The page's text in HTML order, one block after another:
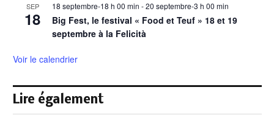
SEP
18
18 septembre-18 h 00 min -20 septembre-3 h 00 min
Big Fest, le festival « Food et Teuf » 18 et 19
septembre à la Felicità
Voir le calendrier
Lire également